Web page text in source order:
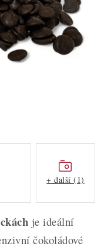
podmínky
je ideální
čokoládové
+ další (1)